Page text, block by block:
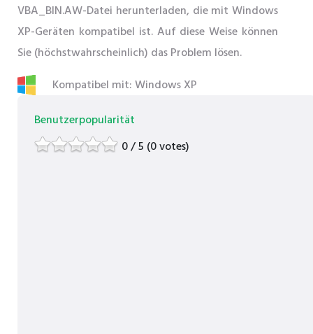
VBA_BIN.AW-Datei herunterladen, die mit Windows
XP-Geräten kompatibel ist. Auf diese Weise können
Sie (höchstwahrscheinlich) das Problem lösen.
Kompatibel mit: Windows XP
Benutzerpopularität
0 / 5 (0 votes)